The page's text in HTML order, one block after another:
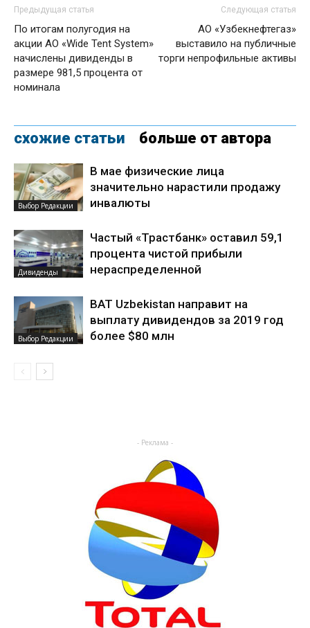
Предыдущая статья
По итогам полугодия на
акции АО «Wide Tent System»
начислены дивиденды в
размере 981,5 процента от
номинала
Следующая статья
АО «Узбекнефтегаз»
выставило на публичные
торги непрофильные активы
схожие статьи больше от автора
Выбор Редакции
В мае физические лица
значительно нарастили продажу
инвалюты
Дивиденды
Частый «Трастбанк» оставил 59,1
процента чистой прибыли
нераспределенной
Выбор Редакции
BAT Uzbekistan направит на
выплату дивидендов за 2019 год
более $80 млн
- Реклама -